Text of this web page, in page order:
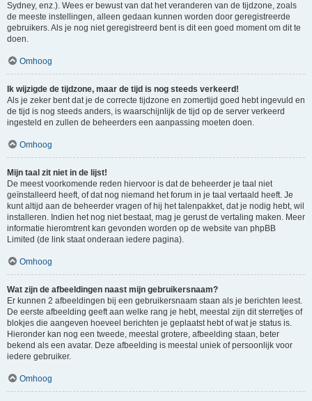
Sydney, enz.). Wees er bewust van dat het veranderen van de tijdzone, zoals
de meeste instellingen, alleen gedaan kunnen worden door geregistreerde
gebruikers. Als je nog niet geregistreerd bent is dit een goed moment om dit te
doen.
Omhoog
Ik wijzigde de tijdzone, maar de tijd is nog steeds verkeerd!
Als je zeker bent dat je de correcte tijdzone en zomertijd goed hebt ingevuld en
de tijd is nog steeds anders, is waarschijnlijk de tijd op de server verkeerd
ingesteld en zullen de beheerders een aanpassing moeten doen.
Omhoog
Mijn taal zit niet in de lijst!
De meest voorkomende reden hiervoor is dat de beheerder je taal niet
geïnstalleerd heeft, of dat nog niemand het forum in je taal vertaald heeft. Je
kunt altijd aan de beheerder vragen of hij het talenpakket, dat je nodig hebt, wil
installeren. Indien het nog niet bestaat, mag je gerust de vertaling maken. Meer
informatie hieromtrent kan gevonden worden op de website van phpBB
Limited (de link staat onderaan iedere pagina).
Omhoog
Wat zijn de afbeeldingen naast mijn gebruikersnaam?
Er kunnen 2 afbeeldingen bij een gebruikersnaam staan als je berichten leest.
De eerste afbeelding geeft aan welke rang je hebt, meestal zijn dit sterretjes of
blokjes die aangeven hoeveel berichten je geplaatst hebt of wat je status is.
Hieronder kan nog een tweede, meestal grotere, afbeelding staan, beter
bekend als een avatar. Deze afbeelding is meestal uniek of persoonlijk voor
iedere gebruiker.
Omhoog